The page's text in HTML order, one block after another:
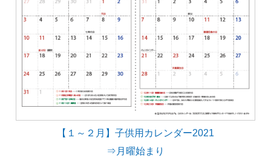
【１～２月】子供用カレンダー2021
⇒月曜始まり